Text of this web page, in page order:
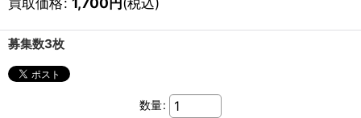
募集数3枚
数量: